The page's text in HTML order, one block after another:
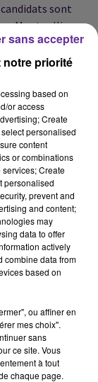
sont
Montpellier,
d’examen sont
ministre
du baccalauréat
estivale.
contre des
dans les
qui
notre priorité
based on
or access
Create
personalised
content
or combinations
Create
personalised
prevent and
and content;
may
data to offer
actively
combine data from
based on
ou affiner en
mes choix".
sans
ce site. Vous
à tout
chaque page.
sans accepter